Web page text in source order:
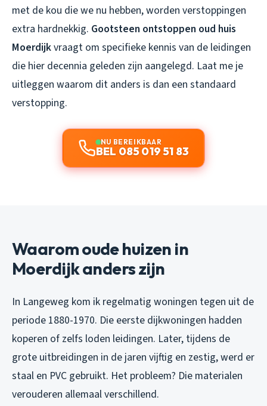
met de kou die we nu hebben, worden verstoppingen
extra hardnekkig. Gootsteen ontstoppen oud huis
Moerdijkvraagt om specifieke kennis van de leidingen
die hier decennia geleden zijn aangelegd. Laat me je
uitleggen waarom dit anders is dan een standaard
verstopping.
NU BEREIKBAAR
BEL 085 019 51 83
Waarom oude huizen in
Moerdijk anders zijn
In Langeweg kom ik regelmatig woningen tegen uit de
periode 1880-1970. Die eerste dijkwoningen hadden
koperen of zelfs loden leidingen. Later, tijdens de
grote uitbreidingen in de jaren vijftig en zestig, werd er
staal en PVC gebruikt. Het probleem? Die materialen
verouderen allemaal verschillend.